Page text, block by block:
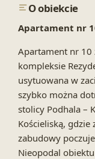
O obiekcie
Apartament nr
Apartament nr 10
kompleksie
usytuowana w
szybko można
stolicy Podhala –
Kościeliską,
zabudowy
Nieopodal